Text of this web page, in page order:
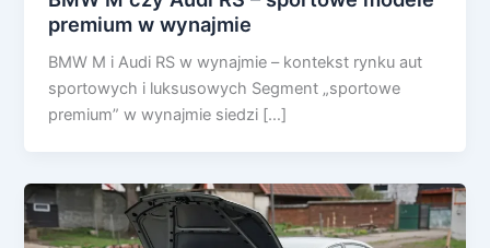
premium w wynajmie
BMW M i Audi RS w wynajmie – kontekst rynku aut
sportowych i luksusowych Segment „sportowe
premium” w wynajmie siedzi […]